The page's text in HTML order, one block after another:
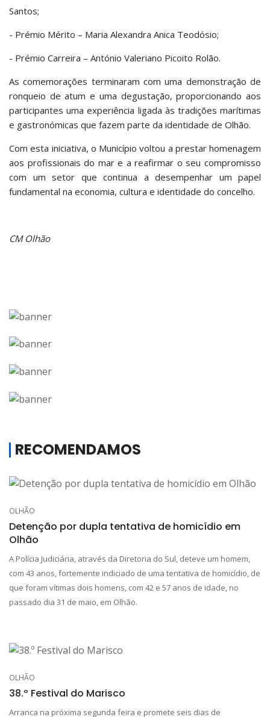
Santos;
- Prémio Mérito – Maria Alexandra Anica Teodósio;
- Prémio Carreira – António Valeriano Picoito Rolão.
As comemorações terminaram com uma demonstração de
ronqueio de atum e uma degustação, proporcionando aos
participantes uma experiência ligada às tradições marítimas
e gastronómicas que fazem parte da identidade de Olhão.
Com esta iniciativa, o Município voltou a prestar homenagem
aos profissionais do mar e a reafirmar o seu compromisso
com um setor que continua a desempenhar um papel
fundamental na economia, cultura e identidade do concelho.
CM Olhão
RECOMENDAMOS
OLHÃO
Detenção por dupla tentativa de homicídio em
Olhão
A Polícia Judiciária, através da Diretoria do Sul, deteve um homem,
com 43 anos, fortemente indiciado de uma tentativa de homicídio, de
que foram vítimas dois homens, com 42 e 57 anos de idade, no
passado dia 31 de maio, em Olhão.
OLHÃO
38.º Festival do Marisco
Arranca na próxima segunda feira e promete seis dias de